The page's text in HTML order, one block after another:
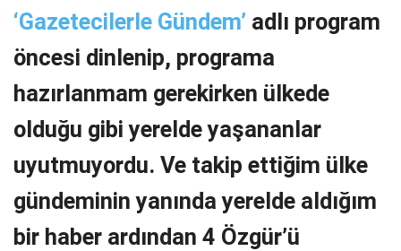
‘Gazetecilerle Gündem’ adlı program
öncesi dinlenip, programa
hazırlanmam gerekirken ülkede
olduğu gibi yerelde yaşananlar
uyutmuyordu. Ve takip ettiğim ülke
gündeminin yanında yerelde aldığım
bir haber ardından 4 Özgür’ü